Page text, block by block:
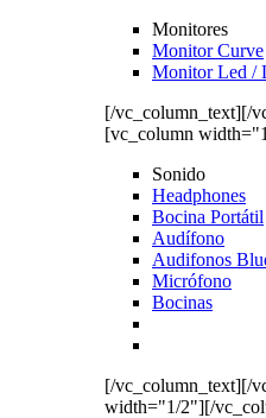
Monitores
Monitor Curve
Monitor Led /
[/vc_column_text][/
[vc_column
Sonido
Headphones
Bocina Portátil
Audífono
Audifonos
Micrófono
Bocinas
[/vc_column_text][/
width="1/2"][/